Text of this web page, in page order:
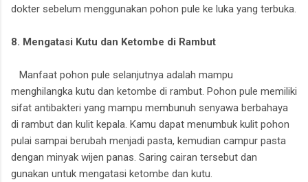
dokter sebelum menggunakan pohon pule ke luka yang terbuka.
8. Mengatasi Kutu dan Ketombe di Rambut
Manfaat pohon pule selanjutnya adalah mampu
menghilangka kutu dan ketombe di rambut. Pohon pule memiliki
sifat antibakteri yang mampu membunuh senyawa berbahaya
di rambut dan kulit kepala. Kamu dapat menumbuk kulit pohon
pulai sampai berubah menjadi pasta, kemudian campur pasta
dengan minyak wijen panas. Saring cairan tersebut dan
gunakan untuk mengatasi ketombe dan kutu.